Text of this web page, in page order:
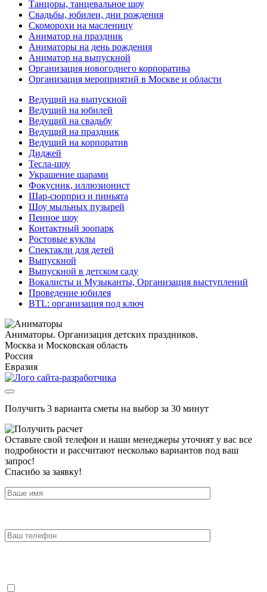
Танцоры, танцевальное шоу
Свадьбы, юбилеи, дни рождения
Скоморохи на масленицу
Аниматор на праздник
Аниматоры на день рождения
Аниматор на выпускной
Организация новогоднего корпоратива
Организация мероприятий в Москве и области
Ведущий на выпускной
Ведущий на юбилей
Ведущий на свадьбу
Ведущий на праздник
Ведущий на корпоратив
Диджей
Тесла-шоу
Украшение шарами
Фокусник, иллюзионист
Шар-сюрприз и пиньята
Шоу мыльных пузырей
Пенное шоу
Контактный зоопарк
Ростовые куклы
Спектакли для детей
Выпускной
Выпускной в детском саду
Вокалисты и Музыканты, Организация выступлений
Проведение юбилея
BTL: организация под ключ
Аниматоры. Организация детских праздников.
Москва и Московская область
Россия
Евразия
Получить 3 варианта сметы на выбор за 30 минут
Оставьте свой телефон и наши менеджеры уточнят у вас все
подробности и рассчитают несколько вариантов под ваш
запрос!
Спасибо за заявку!